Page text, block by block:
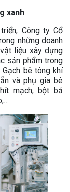
xanh
Công ty Cổ
những doanh
liệu xây dựng
sản phẩm trong
Gạch bê tông khí
và phụ gia bê
mạch, bột bả